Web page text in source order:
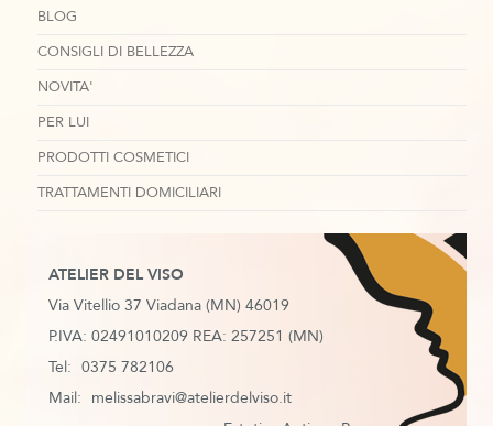
BLOG
CONSIGLI DI BELLEZZA
NOVITA'
PER LUI
PRODOTTI COSMETICI
TRATTAMENTI DOMICILIARI
ATELIER DEL VISO
Via Vitellio 37 Viadana (MN) 46019
P.IVA: 02491010209 REA: 257251 (MN)
Tel: 0375 782106
Mail: melissabravi@atelierdelviso.it